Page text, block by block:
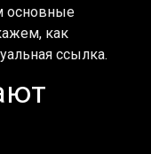
основные
как
ссылка.